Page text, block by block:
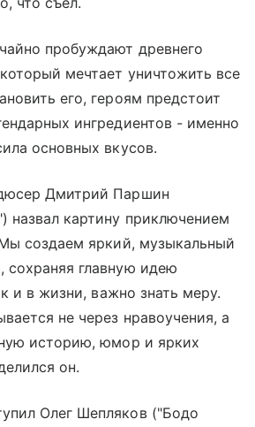
пробуждают древнего
мечтает уничтожить все
его, героям предстоит
ингредиентов - именно
основных вкусов.
Дмитрий Паршин
назвал картину приключением
создаем яркий, музыкальный
главную идею
и в жизни, важно знать меру.
не через нравоучения, а
историю, юмор и ярких
он.
Олег Шепляков ("Бодо